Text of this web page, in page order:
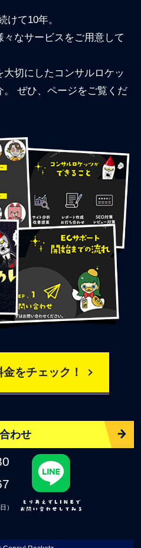
けて10年。
なサービスをご用意して
切にしたコンサルロケッ
ぜひ、ページをご覧くだ
をチェック！
わせ
）